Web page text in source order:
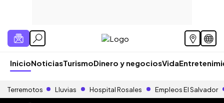
InicioNoticiasTurismoDinero y negociosVida
Terremotos Lluvias Hospital Rosales Empleos El Salvador